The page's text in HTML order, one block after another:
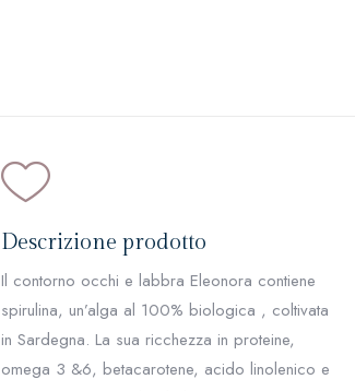
Descrizione prodotto
Il contorno occhi e labbra Eleonora contiene
spirulina, un’alga al 100% biologica , coltivata
in Sardegna. La sua ricchezza in proteine,
omega 3 &6, betacarotene, acido linolenico e